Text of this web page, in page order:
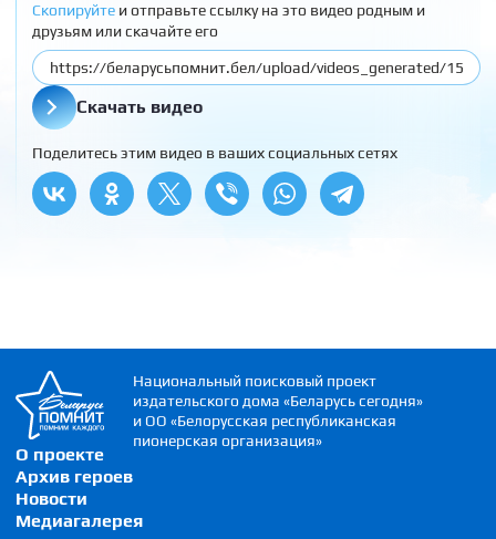
Скопируйтеи отправьте ссылку на это видео родным и
друзьям или скачайте его
Скачать видео
Поделитесь этим видео в ваших социальных сетях
О проекте
Архив героев
Новости
Медиагалерея
Национальный поисковый проект
издательского дома «Беларусь сегодня»
и ОО «Белорусская республиканская
пионерская организация»